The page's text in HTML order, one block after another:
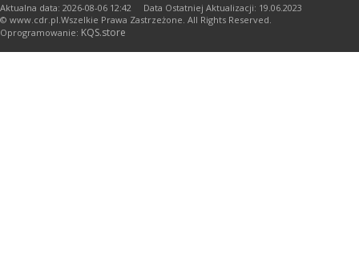
Aktualna data: 2026-08-06 12:42 Data Ostatniej Aktualizacji: 19.06.2023
© www.cdr.pl.Wszelkie Prawa Zastrzeżone. All Rights Reserved.
Oprogramowanie: KQS.store